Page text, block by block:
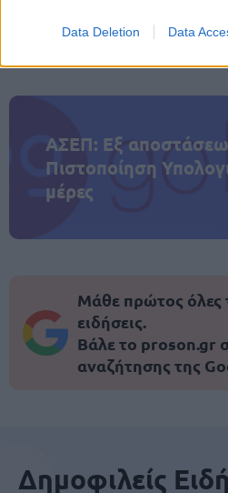
Data Deletion Data
ΑΣΕΠ: Εξ
Πιστοποίηση
μέρες
Μάθε πρώτος όλες
ειδήσεις.
Βάλε το proson.gr
αναζήτησης της
Δημοφιλείς